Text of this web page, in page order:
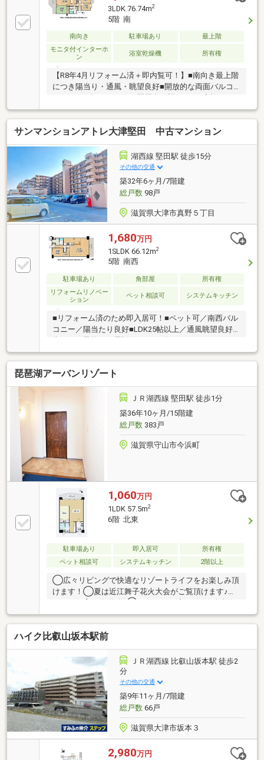
3LDK 76.74m2
5階 南
南向き 駐車場あり
最上階
モニタ付インターホ
ン
浴室乾燥機 所有権
【R8年4月リフォーム済＋即内覧可！】■南向き最上階
につき陽当り・通風・眺望良好■開放的な両面バルコ
ったり過ごせる16帖超のLDK
サンマンションアトレ大津堅田 中古マンション
湖西線 堅田駅 徒歩15分
その他の交通
築32年6ヶ月/7階建
総戸数98戸
滋賀県大津市真野５丁目
1,680万円
1SLDK 66.12m2
5階 南西
駐車場あり 角部屋
所有権
リフォームリノベー
ション
ペット相談可 システムキッチン
■リフォーム済のため即入居可！■ペット可／南西バル
コニー／陽当たり良好■LDK25帖以上／通風眺望良好■
当日のご予約はお電話がスムーズ
琵琶湖アーバンリゾート
ＪＲ湖西線 堅田駅 徒歩1分
築36年10ヶ月/15階建
総戸数383戸
滋賀県守山市今浜町
1,060万円
1LDK 57.5m2
6階 北東
駐車場あり 即入居可
所有権
ペット相談可
システムキッチン 2階以上
◯広々リビングで快適なリゾートライフをお楽しみ頂
けます！◯夏は近江舞子花火大会がご覧頂けます♪◯
クロス・CF貼替 水栓・シャワー交換 ウォシュレット
新調 応接セット・レース新調 ハウスクリーニング済○
駐車場・・・敷地内(無料)空いた場所に駐車可
ハイク比叡山坂本駅前
ＪＲ湖西線 比叡山坂本駅 徒歩2
分
その他の交通
築9年11ヶ月/7階建
総戸数66戸
滋賀県大津市坂本３
2,980万円